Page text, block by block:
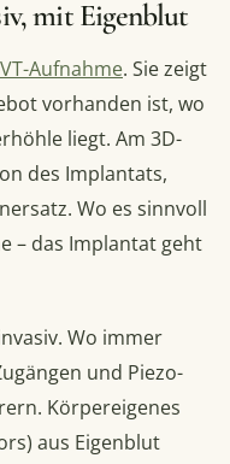
mit Eigenblut
Aufnahme. Sie zeigt
vorhanden ist, wo
liegt. Am 3D-
des Implantats,
Wo es sinnvoll
– das Implantat geht
Wo immer
und Piezo-
Körpereigenes
aus Eigenblut